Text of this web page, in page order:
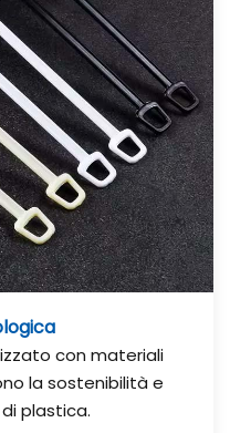
con materiali
la sostenibilità e
plastica.